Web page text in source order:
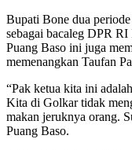
Bupati Bone dua
sebagai bacaleg DPR
Puang Baso ini juga
memenangkan Taufan
“Pak ketua kita ini
Kita di Golkar tidak
makan jeruknya orang.
Puang Baso.